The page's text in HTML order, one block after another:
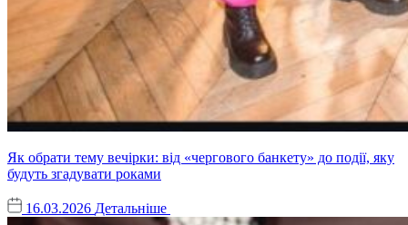
Як обрати тему вечірки: від «чергового банкету» до події, яку
будуть згадувати роками
16.03.2026 Детальніше